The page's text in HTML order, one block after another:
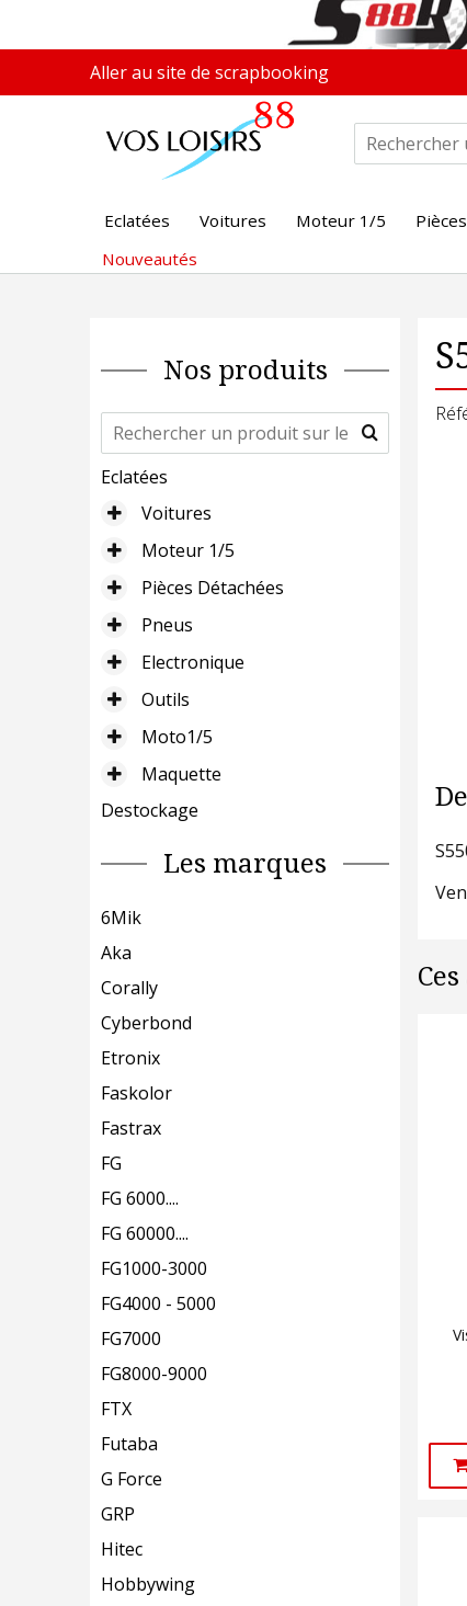
Aller au site de scrapbooking
Eclatées Voitures Moteur 1/5
Nouveautés
Nos produits
Eclatées
Voitures
Moteur 1/5
Pièces Détachées
Pneus
Electronique
Outils
Moto1/5
Maquette
Destockage
Les marques
6Mik
Aka
Corally
Cyberbond
Etronix
Faskolor
Fastrax
FG
FG 6000....
FG 60000....
FG1000-3000
FG4000 - 5000
FG7000
FG8000-9000
FTX
Futaba
G Force
GRP
Hitec
Hobbywing